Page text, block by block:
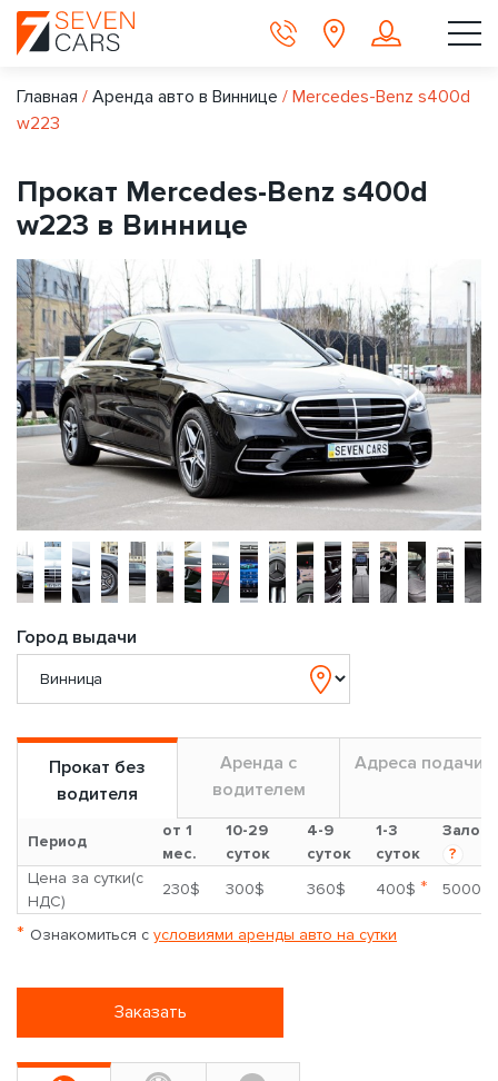
Главная / Аренда авто в Виннице / Mercedes-Benz s400d
w223
Прокат Mercedes-Benz s400d
w223 в Виннице
Город выдачи
Прокат без
водителя
Аренда с
водителем
Адреса подачи
Период
от 1
мес.
10-29
суток
4-9
суток
1-3
суток
Залог
?
Цена за сутки(с
НДС)
230$ 300$ 360$ 400$ * 5000$
* Ознакомиться с условиями аренды авто на сутки
Заказать